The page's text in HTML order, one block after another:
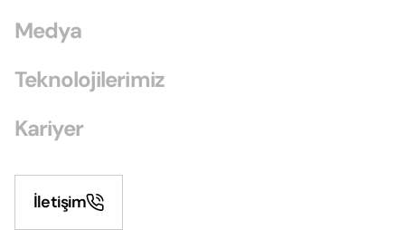
Medya
Teknolojilerimiz
Kariyer
İletişim